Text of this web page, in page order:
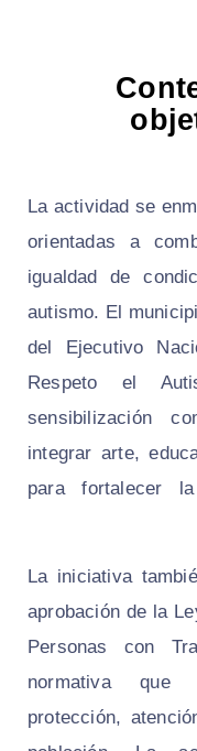
La actividad se
orientadas a
igualdad de
autismo. El
del Ejecutivo
Respeto el
sensibilización
integrar arte,
para fortalecer
La iniciativa
aprobación de la
Personas con
normativa que
protección,